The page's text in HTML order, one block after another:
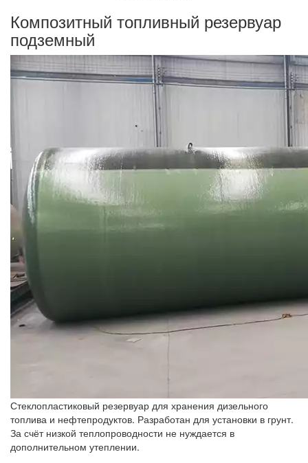
Композитный топливный резервуар
подземный
Стеклопластиковый резервуар для хранения дизельного
топлива и нефтепродуктов. Разработан для установки в грунт.
За счёт низкой теплопроводности не нуждается в
дополнительном утеплении.